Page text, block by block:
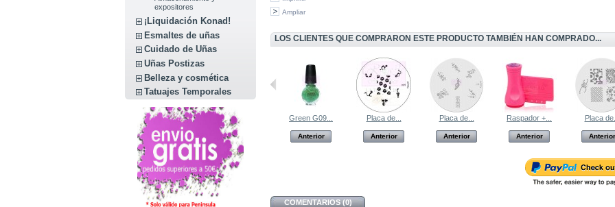
expositores
¡Liquidación Konad!
Esmaltes de uñas
Cuidado de Uñas
Uñas Postizas
Belleza y cosmética
Tatuajes Temporales
Ampliar
LOS CLIENTES QUE COMPRARON ESTE PRODUCTO TAMBIÉN HAN COMPRADO...
Violet Pearl...
Anterior
Placa de...
Anterior
Green G09...
Anterior
Placa de...
Anterior
Placa de...
Anterior
Raspador +...
Anterior
Placa de...
Anterior
COMENTARIOS (0)